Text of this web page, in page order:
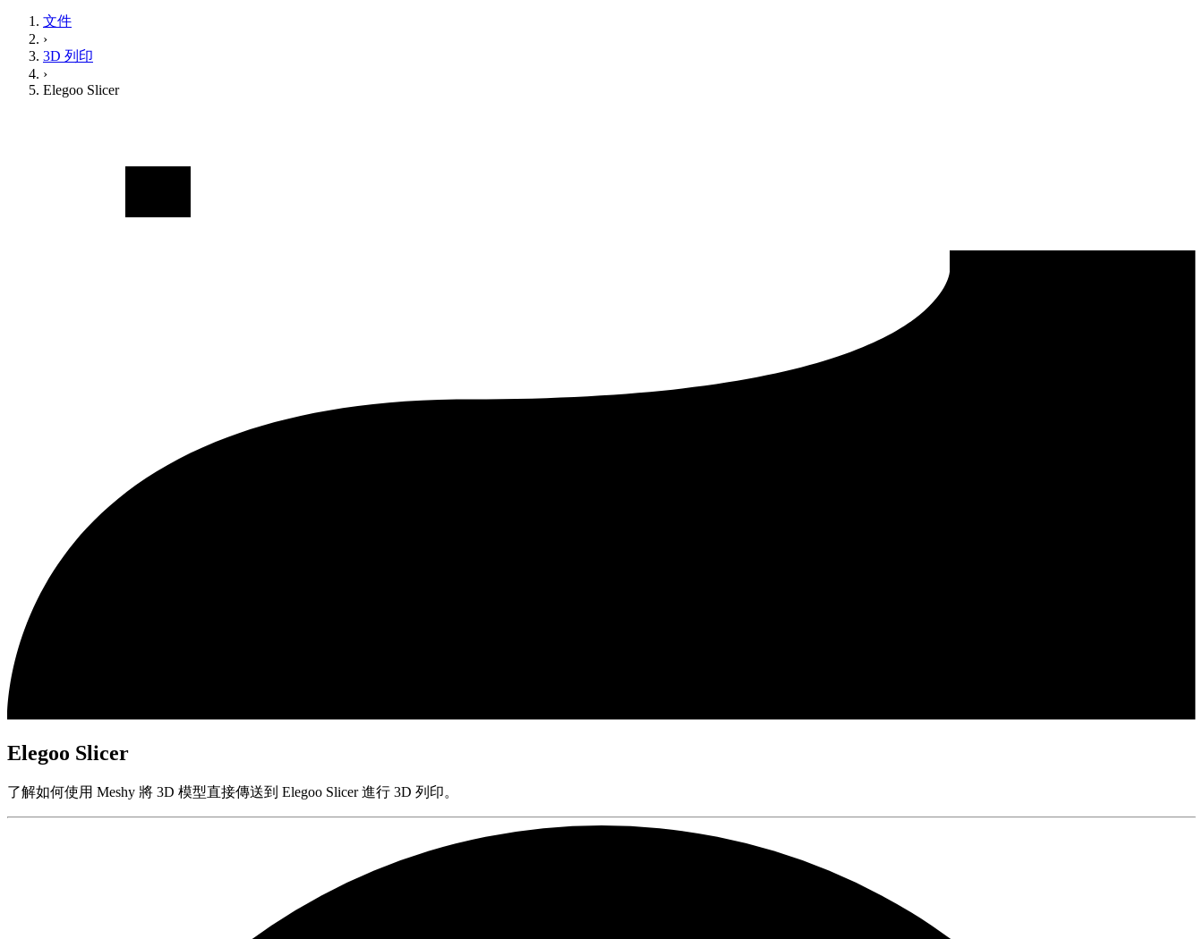
文件
›
3D 列印
›
Elegoo Slicer
Elegoo Slicer
了解如何使用 Meshy 將 3D 模型直接傳送到 Elegoo Slicer 進行 3D 列印。